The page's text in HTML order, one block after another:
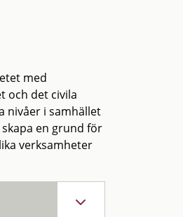
med
och det civila
nivåer i samhället
en grund för
verksamheter